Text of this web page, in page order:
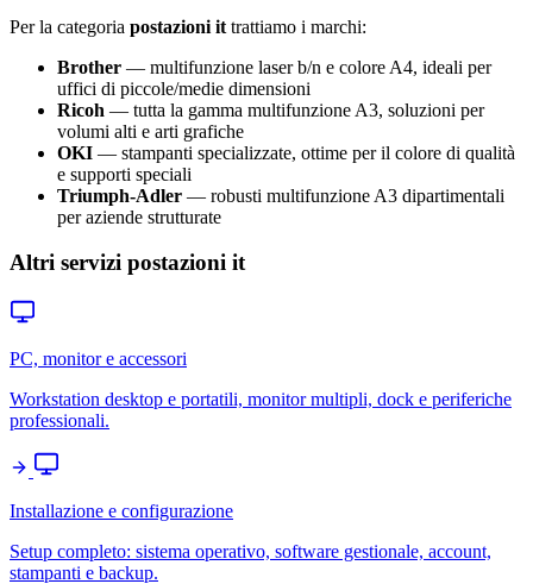
Per la categoria postazioni it trattiamo i marchi:
Brother — multifunzione laser b/n e colore A4, ideali per
uffici di piccole/medie dimensioni
Ricoh — tutta la gamma multifunzione A3, soluzioni per
volumi alti e arti grafiche
OKI — stampanti specializzate, ottime per il colore di qualità
e supporti speciali
Triumph-Adler — robusti multifunzione A3 dipartimentali
per aziende strutturate
Altri servizi postazioni it
PC, monitor e accessori
Workstation desktop e portatili, monitor multipli, dock e periferiche
professionali.
Installazione e configurazione
Setup completo: sistema operativo, software gestionale, account,
stampanti e backup.